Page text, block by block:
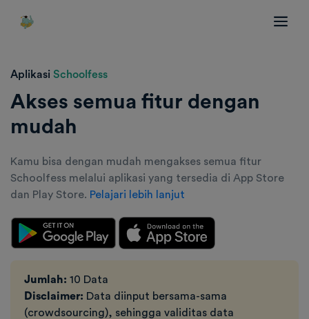
Aplikasi Schoolfess
Akses semua fitur dengan
mudah
Kamu bisa dengan mudah mengakses semua fitur
Schoolfess melalui aplikasi yang tersedia di App Store
dan Play Store. Pelajari lebih lanjut
Jumlah: 10 Data
Disclaimer: Data diinput bersama-sama
(crowdsourcing), sehingga validitas data